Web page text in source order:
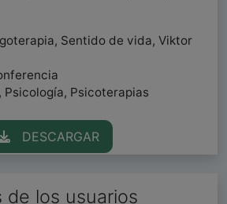
Sentido de vida, Viktor
Psicología, Psicoterapias
DESCARGAR
de los usuarios